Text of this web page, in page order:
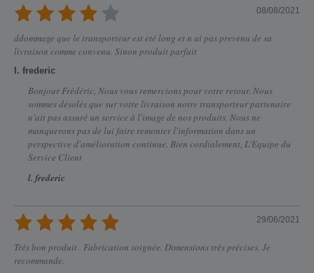
08/08/2021
ddommage que le transporteur est eté long et n ai pas prevenu de sa
livraison comme convenu. Sinon produit parfait
l. frederic
Bonjour Frédéric, Nous vous remercions pour votre retour. Nous
sommes désolés que sur votre livraison notre transporteur partenaire
n'ait pas assuré un service à l'image de nos produits. Nous ne
manquerons pas de lui faire remonter l'information dans un
perspective d'amélioration continue. Bien cordialement, L'Equipe du
Service Client
l. frederic
29/06/2021
Très bon produit . Fabrication soignée. Dimensions très précises. Je
recommande.